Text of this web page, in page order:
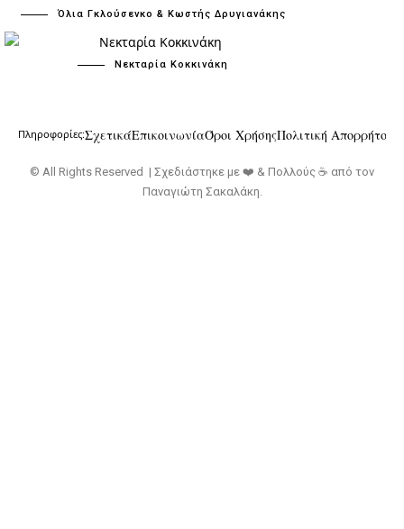
Όλια Γκλούσενκο & Κωστής Δρυγιανάκης
Νεκταρία Κοκκινάκη
Πληροφορίες:ΣχετικάΕπικοινωνίαΌροι ΧρήσηςΠολιτική Απορρήτου
© All Rights Reserved | Σχεδιάστηκε με ❤️ & Πολλούς ☕ από τον
Παναγιώτη Σακαλάκη